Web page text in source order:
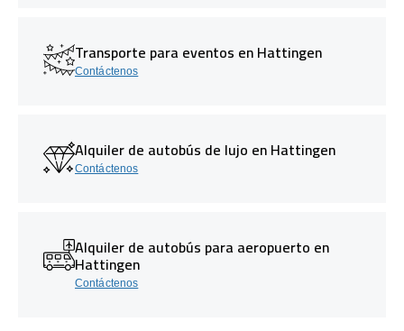
Transporte para eventos en Hattingen
Contáctenos
Alquiler de autobús de lujo en Hattingen
Contáctenos
Alquiler de autobús para aeropuerto en
Hattingen
Contáctenos